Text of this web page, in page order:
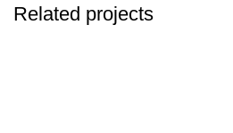
Related projects